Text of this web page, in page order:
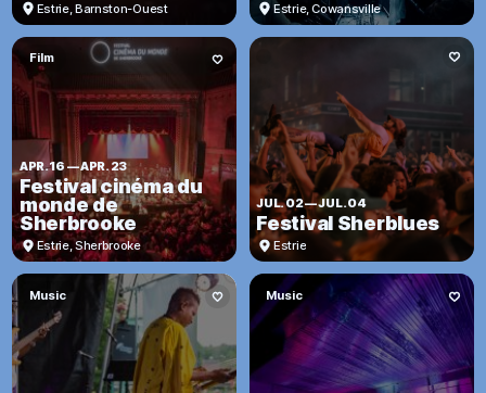
Estrie,Barnston-Ouest Estrie,Cowansville
Film
APR. 16 —APR. 23
Festival cinéma du
monde de
Sherbrooke
Estrie,Sherbrooke
JUL. 02—JUL. 04
Festival Sherblues
Estrie
Music Music